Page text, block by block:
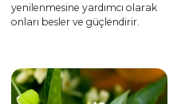
yenilenmesine yardımcı olarak
onları besler ve güçlendirir.